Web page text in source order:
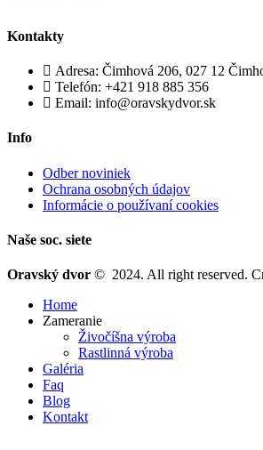
Kontakty
Adresa: Čimhová 206, 027 12
Telefón: +421 918 885 356
Email: info@oravskydvor.sk
Info
Odber noviniek
Ochrana osobných údajov
Informácie o používaní cookies
Naše soc. siete
Oravský dvor © 2024. All right reserved.
Home
Zameranie
Živočíšna výroba
Rastlinná výroba
Galéria
Faq
Blog
Kontakt